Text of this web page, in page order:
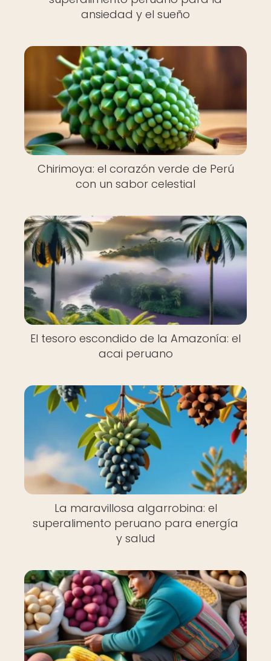
ansiedad y el sueño
Chirimoya: el corazón verde de Perú
con un sabor celestial
El tesoro escondido de la Amazonía: el
acai peruano
La maravillosa algarrobina: el
superalimento peruano para energía
y salud